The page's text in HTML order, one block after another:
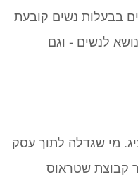
בבעלות נשים קובעת
לנשים - וגם
מי שגדלה לתוך עסק
קבוצת שטראוס